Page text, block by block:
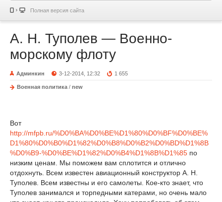
Полная версия сайта
А. Н. Туполев — Военно-
морскому флоту
Админкин 3-12-2014, 12:32 1 655
Военная политика / new
Вот
http://mfpb.ru/%D0%BA%D0%BE%D1%80%D0%BF%D0%BE%
D1%80%D0%B0%D1%82%D0%B8%D0%B2%D0%BD%D1%8B
%D0%B9-%D0%BE%D1%82%D0%B4%D1%8B%D1%85 по
низким ценам. Мы поможем вам сплотится и отлично
отдохнуть. Всем известен авиационный конструктор А. Н.
Туполев. Всем известны и его самолеты. Кое-кто знает, что
Туполев занимался и торпедными катерами, но очень мало